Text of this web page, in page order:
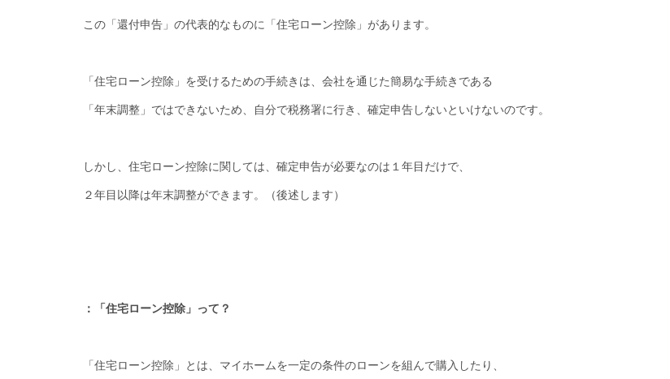
この「還付申告」の代表的なものに「住宅ローン控除」があります。
「住宅ローン控除」を受けるための手続きは、会社を通じた簡易な手続きである
「年末調整」ではできないため、自分で税務署に行き、確定申告しないといけないのです。
しかし、住宅ローン控除に関しては、確定申告が必要なのは１年目だけで、
２年目以降は年末調整ができます。（後述します）
：「住宅ローン控除」って？
「住宅ローン控除」とは、マイホームを一定の条件のローンを組んで購入したり、